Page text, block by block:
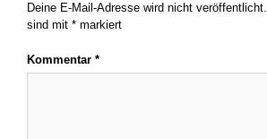
Deine E-Mail-Adresse wird nicht veröffentlicht.
sind mit * markiert
Kommentar *